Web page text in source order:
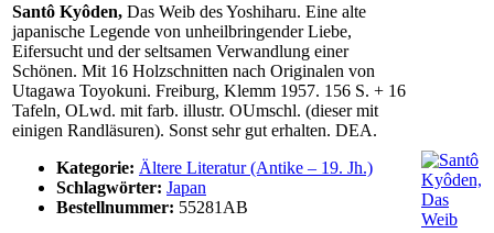
Santô Kyôden, Das Weib des Yoshiharu. Eine alte
japanische Legende von unheilbringender Liebe,
Eifersucht und der seltsamen Verwandlung einer
Schönen. Mit 16 Holzschnitten nach Originalen von
Utagawa Toyokuni. Freiburg, Klemm 1957. 156 S. + 16
Tafeln, OLwd. mit farb. illustr. OUmschl. (dieser mit
einigen Randläsuren). Sonst sehr gut erhalten. DEA.
Kategorie: Ältere Literatur (Antike – 19. Jh.)
Schlagwörter: Japan
Bestellnummer: 55281AB